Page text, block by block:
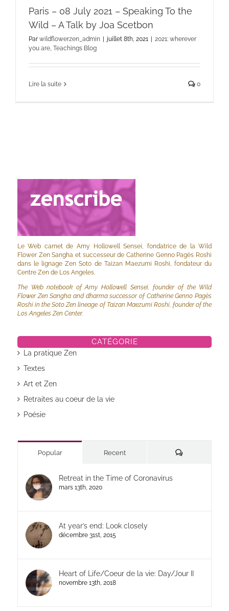
Paris – 08 July 2021 – Speaking To the
Wild – A Talk by Joa Scetbon
Par wildflowerzen_admin | juillet 8th, 2021 | 2021: wherever
you are Teachings Blog
Lire la suite 0
Le Web carnet de Amy Hollowell Sensei, fondatrice de la Wild
Flower Zen Sangha et successeur de Catherine Genno Pagès Roshi
dans le lignage Zen Soto de Taizan Maezumi Roshi, fondateur du
Centre Zen de Los Angeles.
The Web notebook of Amy Hollowell Sensei, founder of the Wild
Flower Zen Sangha and dharma successor of Catherine Genno Pagès
Roshi in the Soto Zen lineage of Taizan Maezumi Roshi, founder of the
Los Angeles Zen Center.
CATÉGORIE
La pratique Zen
Textes
Art et Zen
Retraites au coeur de la vie
Poésie
Popular Recent Commentaires
Retreat in the Time of Coronavirus
mars 13th, 2020
At year’s end: Look closely
décembre 31st, 2015
Heart of Life/Coeur de la vie: Day/Jour II
novembre 13th, 2018